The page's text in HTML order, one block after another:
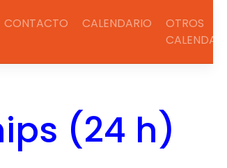
CONTACTO CALENDARIO
OTROS
(24 h)